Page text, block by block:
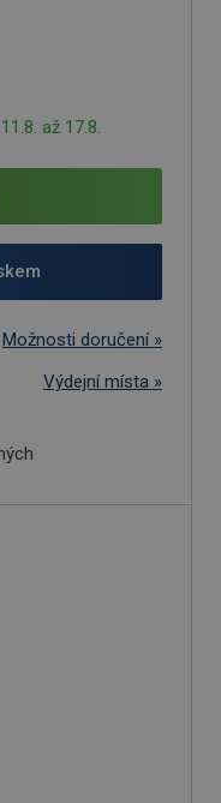
až 17.8.
Možnosti doručení »
Výdejní místa »